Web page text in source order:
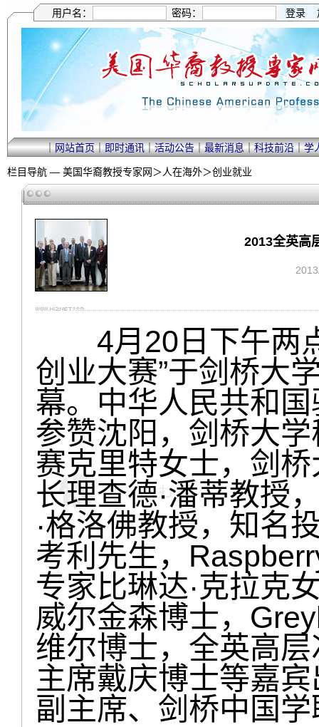
用户名： 密码：
｜网站首页｜即时通讯｜活动公告｜最新消息｜科技前沿｜学
栏目导航 — 美国华裔教授专家网＞人在海外＞创业就业
2013全英高
4月20日下午两点
创业大赛”于剑桥大
幕。中华人民共和
参赞沈阳，剑桥大
赛克里特女士，剑
长理查德·潘蒂教授
·格洛佛教授，知名
考利先生，
专家比琳达·克拉克
威尔金森博士，
维尔博士，全英高
主席戴庆博士等嘉
副主席、剑桥中国